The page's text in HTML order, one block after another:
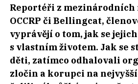
Reportéři z mezinárodních
OCCRP či Bellingcat,
vyprávějí o tom, jak se
s vlastním životem. Jak se
děti, zatímco odhalovali
zločin a korupci na